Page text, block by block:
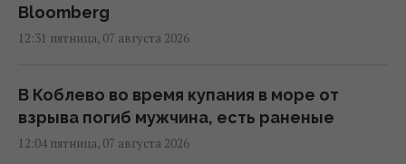
Bloomberg
12:31 пятница, 07 августа 2026
В Коблево во время купания в море от
взрыва погиб мужчина, есть раненые
12:04 пятница, 07 августа 2026